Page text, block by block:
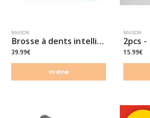
MAISON
Brosse à dents intelligente 360°
39.99€
Ordine
MAISON
15.99€